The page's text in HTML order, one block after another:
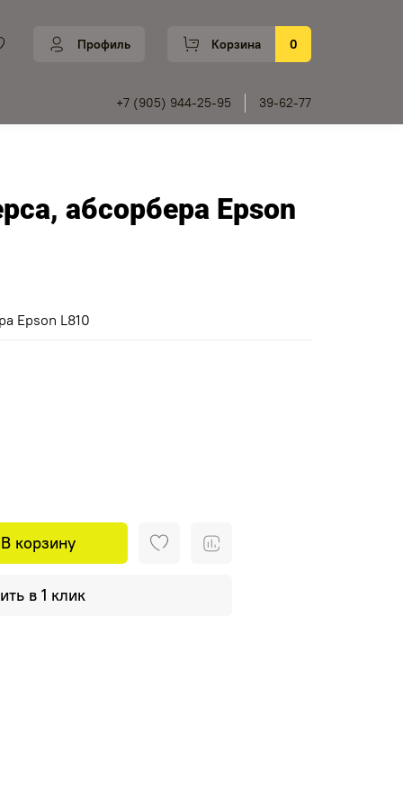
Профиль Корзина 0
+7 (905) 944-25-95 39-62-77
абсорбера Epson
В корзину
в 1 клик
Epson L810